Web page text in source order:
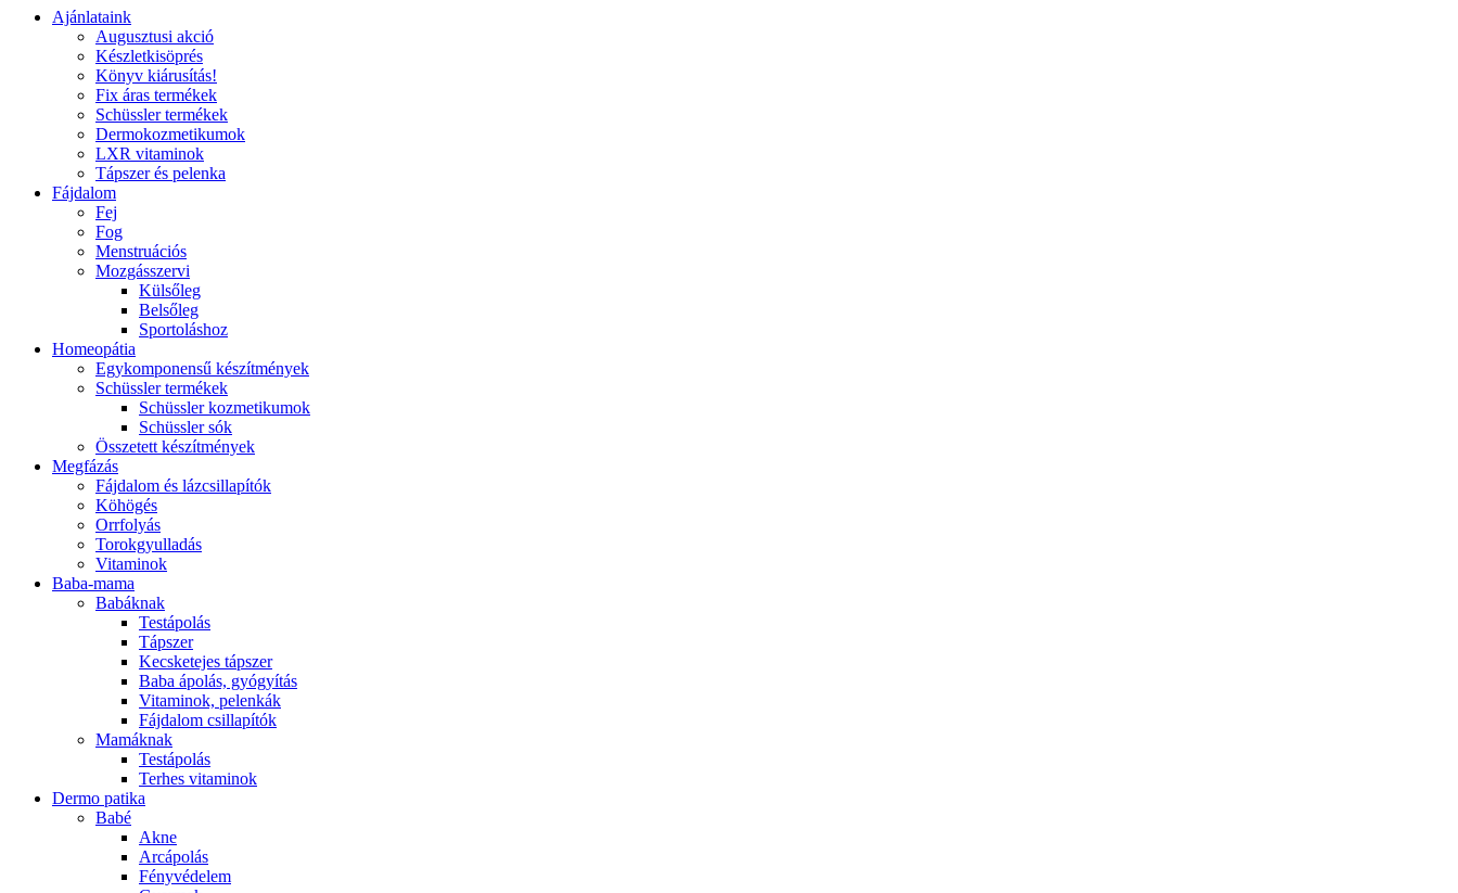
Ajánlataink
Augusztusi akció
Készletkisöprés
Könyv kiárusítás!
Fix áras termékek
Schüssler termékek
Dermokozmetikumok
LXR vitaminok
Tápszer és pelenka
Fájdalom
Fej
Fog
Menstruációs
Mozgásszervi
Külsőleg
Belsőleg
Sportoláshoz
Homeopátia
Egykomponensű készítmények
Schüssler termékek
Schüssler kozmetikumok
Schüssler sók
Összetett készítmények
Megfázás
Fájdalom és lázcsillapítók
Köhögés
Orrfolyás
Torokgyulladás
Vitaminok
Baba-mama
Babáknak
Testápolás
Tápszer
Kecsketejes tápszer
Baba ápolás, gyógyítás
Vitaminok, pelenkák
Fájdalom csillapítók
Mamáknak
Testápolás
Terhes vitaminok
Dermo patika
Babé
Akne
Arcápolás
Fényvédelem